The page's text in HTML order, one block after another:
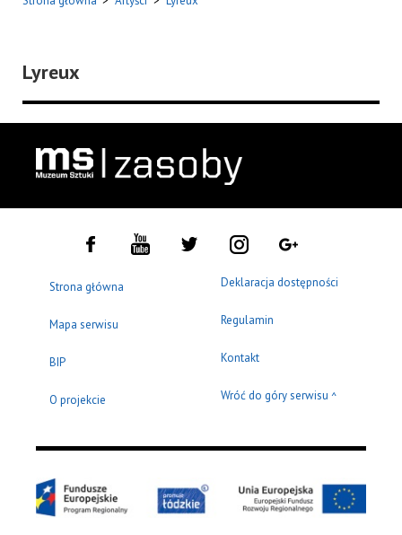
Lyreux
Strona główna
Mapa serwisu
BIP
O projekcie
Deklaracja dostępności
Regulamin
Kontakt
Wróć do góry serwisu ^